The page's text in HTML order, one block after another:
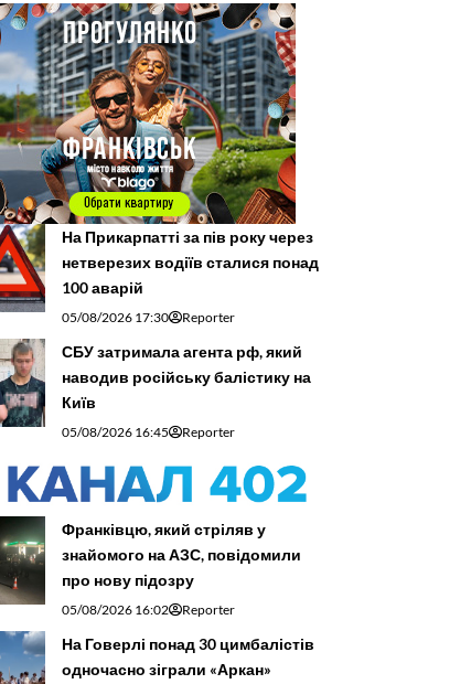
На Прикарпатті за пів року через
нетверезих водіїв сталися понад
100 аварій
05/08/2026 17:30 Reporter
СБУ затримала агента рф, який
наводив російську балістику на
Київ
05/08/2026 16:45 Reporter
Франківцю, який стріляв у
знайомого на АЗС, повідомили
про нову підозру
05/08/2026 16:02 Reporter
На Говерлі понад 30 цимбалістів
одночасно зіграли «Аркан»